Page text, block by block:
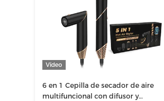
Vídeo
6 en 1 Cepilla de secador de aire
multifuncional con difusor y